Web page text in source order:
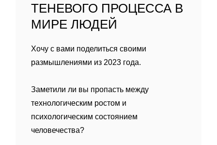
ТЕНЕВОГО ПРОЦЕССА В
МИРЕ ЛЮДЕЙ
Хочу с вами поделиться своими
размышлениями из 2023 года.
Заметили ли вы пропасть между
технологическим ростом и
психологическим состоянием
человечества?